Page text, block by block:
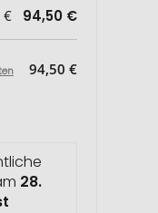
€ 94,50 €
94,50 €
28.